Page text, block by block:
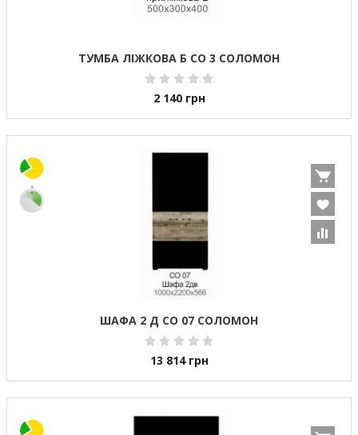
ТУМБА ЛІЖКОВА Б СО 3 СОЛОМОН
2 140 грн
ШАФА 2 Д СО 07 СОЛОМОН
13 814 грн